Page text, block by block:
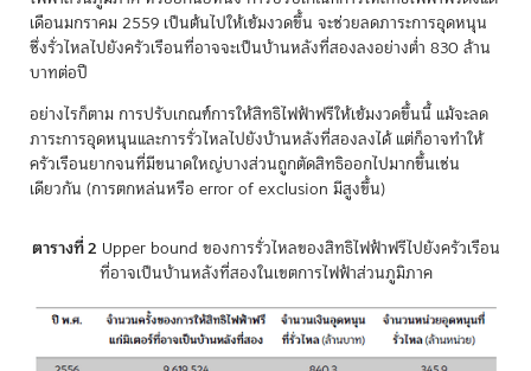
เดือนมกราคม 2559 เป็นต้นไปให้เข้มงวดขึ้น จะช่วยลดภาระการอุดหนุน
ซึ่งรั่วไหลไปยังครัวเรือนที่อาจจะเป็นบ้านหลังที่สองลงอย่างต่ำ 830 ล้าน
บาทต่อปี
อย่างไรก็ตาม การปรับเกณฑ์การให้สิทธิไฟฟ้าฟรีให้เข้มงวดขึ้นนี้ แม้จะลด
ภาระการอุดหนุนและการรั่วไหลไปยังบ้านหลังที่สองลงได้ แต่ก็อาจทำให้
ครัวเรือนยากจนที่มีขนาดใหญ่บางส่วนถูกตัดสิทธิออกไปมากขึ้นเช่น
เดียวกัน (การตกหล่นหรือ error of exclusion มีสูงขึ้น)
ตารางที่ 2 Upper bound ของการรั่วไหลของสิทธิไฟฟ้าฟรีไปยังครัวเรือน
ที่อาจเป็นบ้านหลังที่สองในเขตการไฟฟ้าส่วนภูมิภาค